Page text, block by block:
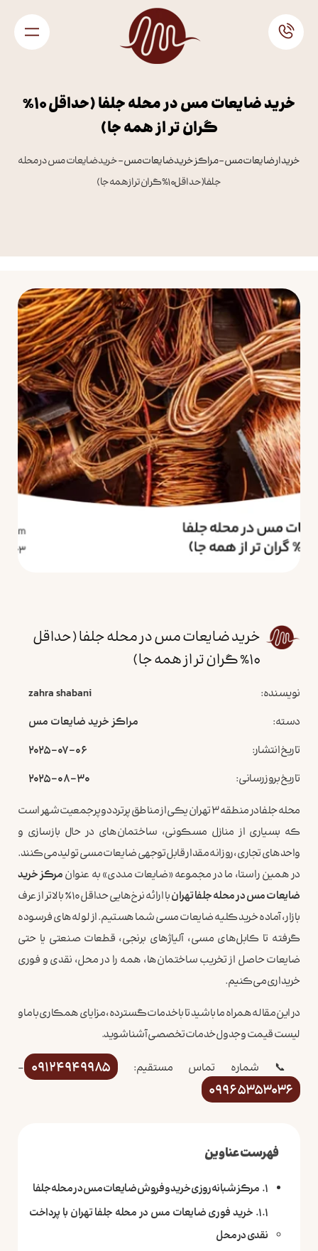
خرید ضایعات مس در محله جلفا (حداقل 10%
گران تر از همه جا)
خریدار ضایعات مس–مراکز خرید ضایعات مس–خرید ضایعات مس در محله
جلفا (حداقل 10% گران تر از همه جا)
خرید ضایعات مس در محله جلفا (حداقل
10% گران تر از همه جا)
نویسنده:
zahra shabani
دسته:
مراکز خرید ضایعات مس
تاریخ انتشار:
2025-07-06
تاریخ بروزرسانی:
2025-08-30
محله جلفا در منطقه ۳ تهران یکی از مناطق پرتردد و پرجمعیت شهر است
که بسیاری از منازل مسکونی، ساختمان‌های در حال بازسازی و
واحدهای تجاری، روزانه مقدار قابل توجهی ضایعات مسی تولید می‌کنند.
در همین راستا، ما در مجموعه «ضایعات مددی» به عنوانمرکز خرید
ضایعات مس در محله جلفا تهران
با ارائه نرخ‌هایی حداقل ۱۰٪ بالاتر از عرف
بازار، آماده خرید کلیه ضایعات مسی شما هستیم. از لوله‌های فرسوده
گرفته تا کابل‌های مسی، آلیاژهای برنجی، قطعات صنعتی یا حتی
ضایعات حاصل از تخریب ساختمان‌ها، همه را در محل، نقدی و فوری
خریداری می‌کنیم.
در این مقاله همراه ما باشید تا با خدمات گسترده، مزایای همکاری با ما و
لیست قیمت و جدول خدمات تخصصی آشنا شوید.
📞 شماره تماس مستقیم: 09124949985
–
09965353036
فهرست عناوین
مرکز شبانه‌روزی خرید و فروش ضایعات مس در محله جلفا
خرید فوری ضایعات مس در محله جلفا تهران با پرداخت
نقدی در محل